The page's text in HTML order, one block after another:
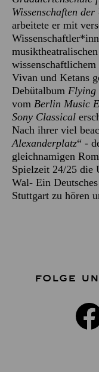
Wissenschaften
arbeitete er mit
wissenschaftlichem
Vivan und Ketans
Debütalbum Flying
vom Berlin Music
Sony Classical
Nach ihrer viel
Alexanderplatz“ -
gleichnamigen
Spielzeit 24/25 die
Wal- Ein
Stuttgart zu hören
FOLGE